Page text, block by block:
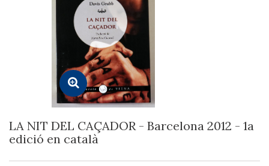
LA NIT DEL CAÇADOR - Barcelona 2012 - 1a
edició en català